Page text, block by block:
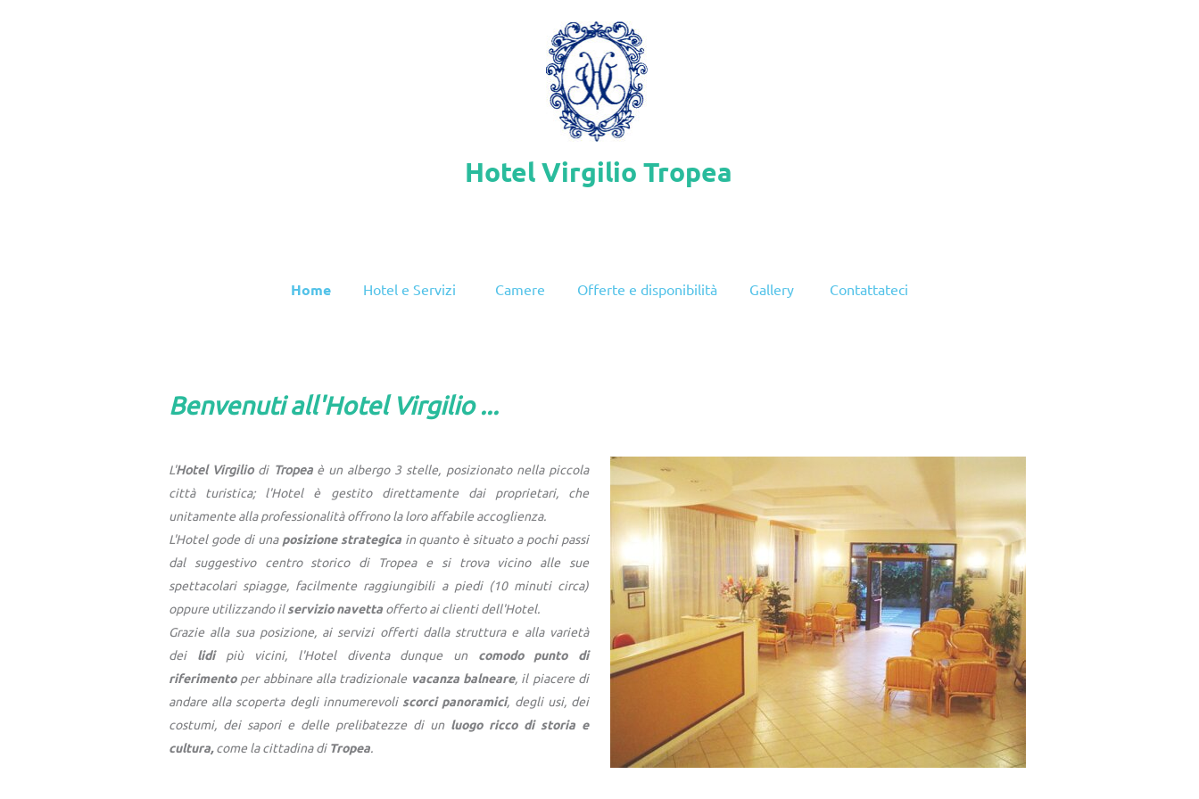
Hotel Virgilio Tropea
Home Hotel e Servizi Camere Offerte e disponibilità Gallery Contattateci
Benvenuti all'Hotel Virgilio ...
L'Hotel Virgiliodi Tropea è un albergo 3 stelle, posizionato nella piccola
città turistica; l'Hotel è gestito direttamente dai proprietari, che
unitamente alla professionalità offrono la loro affabile accoglienza.
L'Hotel gode di una posizione strategicain quanto è situato a pochi passi
dal suggestivo centro storico di Tropea e si trova vicino alle sue
spettacolari spiagge, facilmente raggiungibili a piedi (10 minuti circa)
oppure utilizzando ilservizio navetta offerto ai clienti dell'Hotel.
Grazie alla sua posizione, ai servizi offerti dalla struttura e alla varietà
dei lidi più vicini, l'Hotel diventa dunque un comodo punto di
riferimentoper abbinare alla tradizionale vacanza balneare, il piacere di
andare alla scoperta degli innumerevoli scorci panoramici, degli usi, dei
costumi, dei sapori e delle prelibatezze di un luogo ricco di storia e
cultura,come la cittadina di Tropea.